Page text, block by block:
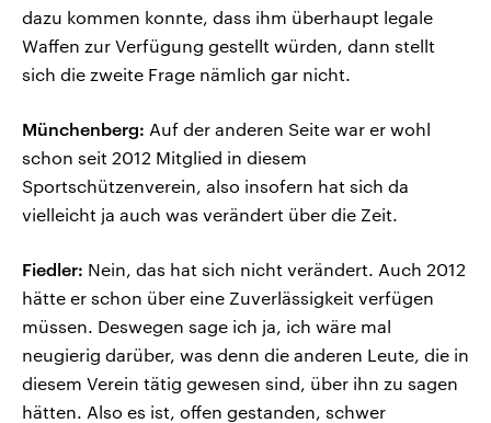
dazu kommen konnte, dass ihm überhaupt legale
Waffen zur Verfügung gestellt würden, dann stellt
sich die zweite Frage nämlich gar nicht.
Münchenberg: Auf der anderen Seite war er wohl
schon seit 2012 Mitglied in diesem
Sportschützenverein, also insofern hat sich da
vielleicht ja auch was verändert über die Zeit.
Fiedler: Nein, das hat sich nicht verändert. Auch 2012
hätte er schon über eine Zuverlässigkeit verfügen
müssen. Deswegen sage ich ja, ich wäre mal
neugierig darüber, was denn die anderen Leute, die in
diesem Verein tätig gewesen sind, über ihn zu sagen
hätten. Also es ist, offen gestanden, schwer